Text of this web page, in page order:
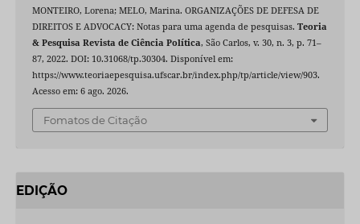
MONTEIRO, Lorena; MELO, Marina. ORGANIZAÇÕES DE DEFESA DE
DIREITOS E ADVOCACY: Notas para uma agenda de pesquisas. Teoria
& Pesquisa Revista de Ciência Política, São Carlos, v. 30, n. 3, p. 71–
87, 2022. DOI: 10.31068/tp.30304. Disponível em:
https://www.teoriaepesquisa.ufscar.br/index.php/tp/article/view/903.
Acesso em: 6 ago. 2026.
Fomatos de Citação
EDIÇÃO